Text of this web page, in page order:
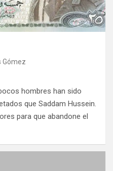
Gómez
hombres han sido
que Saddam Hussein.
para que abandone el